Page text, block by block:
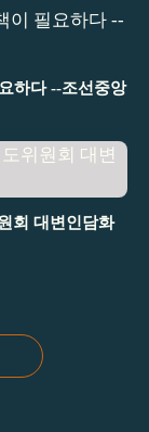
하다 --조선중앙
회 대변인담화